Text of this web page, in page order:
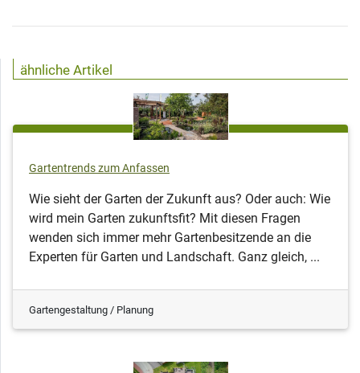
ähnliche Artikel
Gartentrends zum Anfassen
Wie sieht der Garten der Zukunft aus? Oder auch: Wie
wird mein Garten zukunftsfit? Mit diesen Fragen
wenden sich immer mehr Gartenbesitzende an die
Experten für Garten und Landschaft. Ganz gleich, ...
Gartengestaltung / Planung